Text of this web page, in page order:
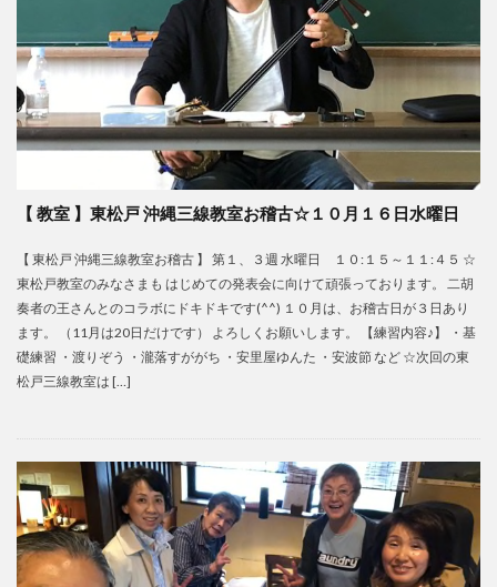
【 教室 】東松戸 沖縄三線教室お稽古☆１０月１６日水曜日
【 東松戸 沖縄三線教室お稽古 】 第１、３週 水曜日 １０:１５～１１:４５ ☆
東松戸教室のみなさまも はじめての発表会に向けて頑張っております。 二胡
奏者の王さんとのコラボにドキドキです(^^) １０月は、お稽古日が３日あり
ます。 （11月は20日だけです） よろしくお願いします。 【練習内容♪】 ・基
礎練習 ・渡りぞう ・瀧落すががち ・安里屋ゆんた ・安波節 など ☆次回の東
松戸三線教室は […]